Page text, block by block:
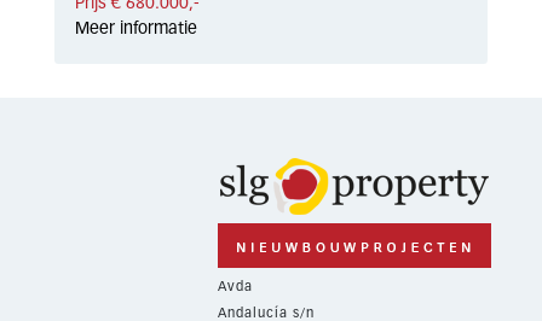
Prijs € 680.000,-
Meer informatie
Avda
Andalucía s/n